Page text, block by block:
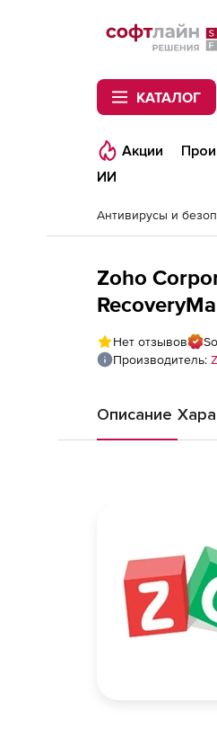
Softline
КАТАЛОГ
Акции
ИИ
Антивирусы и
Zoho
Perpetual
Нет отзывов
Производитель:
Описание